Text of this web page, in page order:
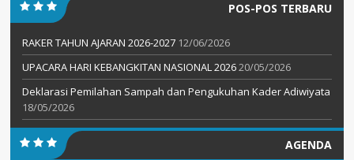
POS-POS TERBARU
RAKER TAHUN AJARAN 2026-2027 12/06/2026
UPACARA HARI KEBANGKITAN NASIONAL 202620/05/2026
Deklarasi Pemilahan Sampah dan Pengukuhan Kader Adiwiyata
18/05/2026
AGENDA